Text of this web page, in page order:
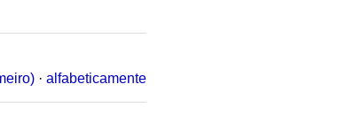
· alfabeticamente